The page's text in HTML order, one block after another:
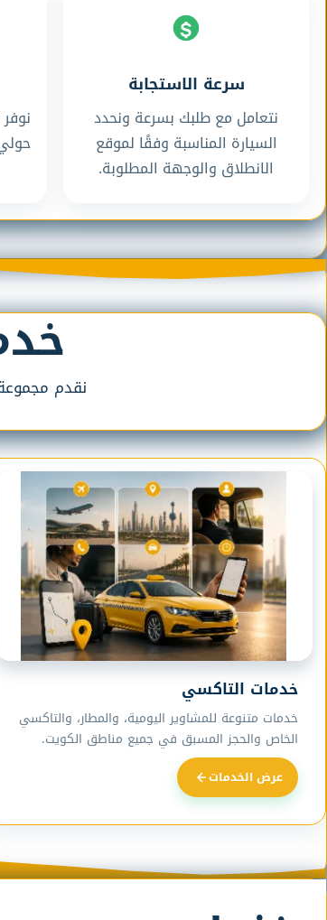
سرعة الاستجابة
نتعامل مع طلبك بسرعة ونحدد
السيارة المناسبة وفقًا لموقع
الانطلاق والوجهة المطلوبة.
نقدم
خدمات التاكسي
خدمات متنوعة للمشاوير اليومية، والمطار، والتاكسي
الخاص والحجز المسبق في جميع مناطق الكويت.
عرض الخدمات